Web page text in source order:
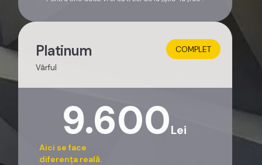
Platinum
Vârful
9.600Lei
Aici se face
diferența reală.
COMPLET